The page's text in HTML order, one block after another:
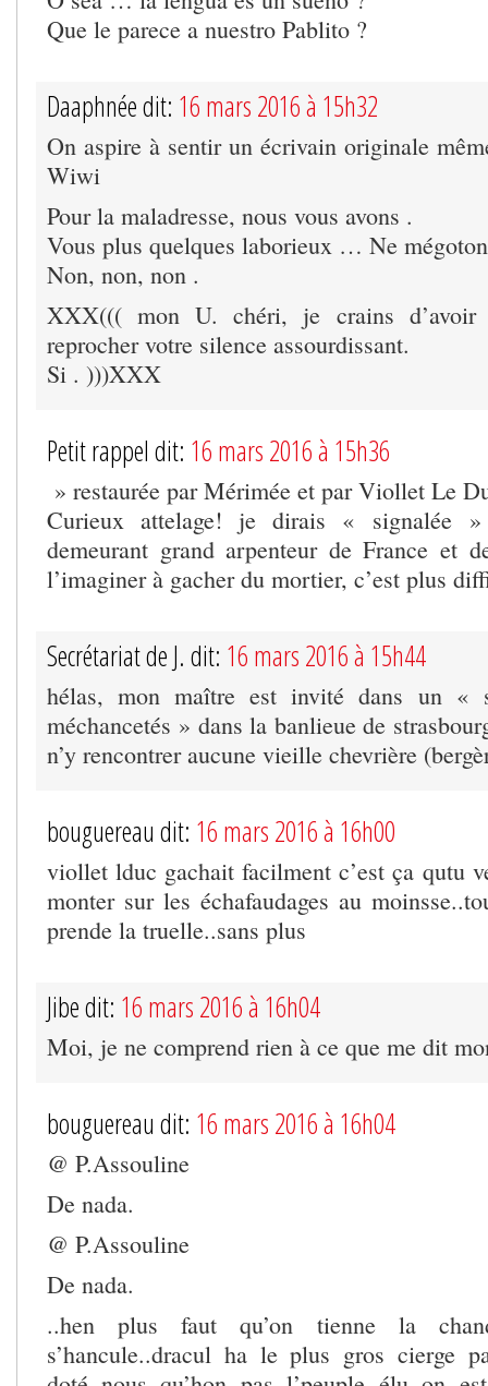
Que le parece a nuestro Pablito ?
Daaphnée dit: 16 mars 2016 à 15h32
On aspire à sentir un écrivain originale
Wiwi
Pour la maladresse, nous vous avons .
Vous plus quelques laborieux … Ne
Non, non, non .
XXX((( mon U. chéri, je crains
reprocher votre silence assourdissant.
Si . )))XXX
Petit rappel dit: 16 mars 2016 à 15h36
» restaurée par Mérimée et par Viollet Le
Curieux attelage! je dirais « signalée
demeurant grand arpenteur de France et
l’imaginer à gacher du mortier, c’est plus
Secrétariat de J. dit: 16 mars 2016 à 15h44
hélas, mon maître est invité dans un «
méchancetés » dans la banlieue de
n’y rencontrer aucune vieille chevrière
bouguereau dit: 16 mars 2016 à 16h00
viollet lduc gachait facilment c’est ça qutu
monter sur les échafaudages au
prende la truelle..sans plus
Jibe dit: 16 mars 2016 à 16h04
Moi, je ne comprend rien à ce que me dit
bouguereau dit: 16 mars 2016 à 16h04
@ P.Assouline
De nada.
@ P.Assouline
De nada.
..hen plus faut qu’on tienne la
s’hancule..dracul ha le plus gros cierge